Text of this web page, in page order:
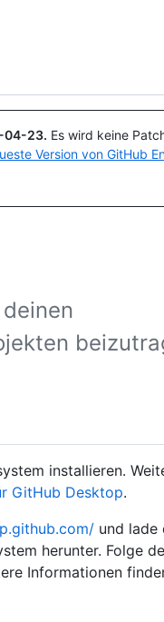
04-23. Es wird keine
Version von GitHub
installieren.
GitHub Desktop.
und lade
herunter. Folge
Informationen